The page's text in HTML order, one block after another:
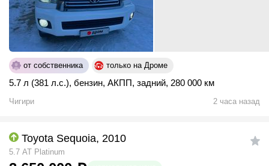
от собственника только на Дроме
5.7 л (381 л.с.), бензин, АКПП, задний, 280 000 км
Чигири 2 часа назад
Toyota Sequoia, 2010
5.7 АТ Platinum